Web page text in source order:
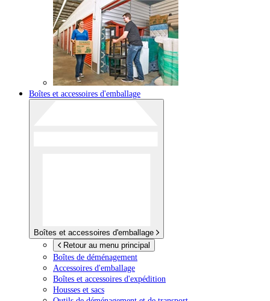
Boîtes et accessoires d'emballage
Boîtes et accessoires d'emballage
Retour au menu principal
Boîtes de déménagement
Accessoires d'emballage
Boîtes et accessoires d'expédition
Housses et sacs